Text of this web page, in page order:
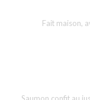
Fait maison,